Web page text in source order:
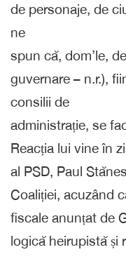
de personaje, de
ne
spun că, dom’le,
guvernare – n.r.),
consilii de
administrație, se
Reacția lui vine în
al PSD, Paul
Coaliției, acuzând
fiscale anunțat de
logică heirupistă și